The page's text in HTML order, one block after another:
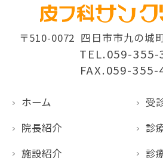
〒510-0072 四日市市九の城
TEL.059-355-
FAX.059-355-
ホーム
受
院長紹介
診
施設紹介
診